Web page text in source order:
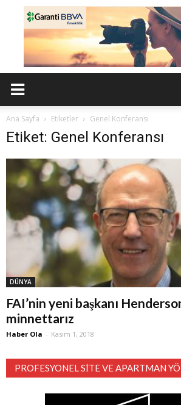
Ana Sayfa Etiketler Genel Konferansı
Etiket: Genel Konferansı
DÜNYA
FAI’nin yeni başkanı
minnettarız
Haber Ola - Kasım 1, 2018
PROFESYONEL SITE VE APARTMAN